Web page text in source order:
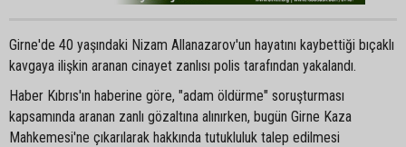
Girne'de 40 yaşındaki Nizam Allanazarov'un hayatını kaybettiği bıçaklı
kavgaya ilişkin aranan cinayet zanlısı polis tarafından yakalandı.
Haber Kıbrıs'ın haberine göre, "adam öldürme" soruşturması
kapsamında aranan zanlı gözaltına alınırken, bugün Girne Kaza
Mahkemesi'ne çıkarılarak hakkında tutukluluk talep edilmesi